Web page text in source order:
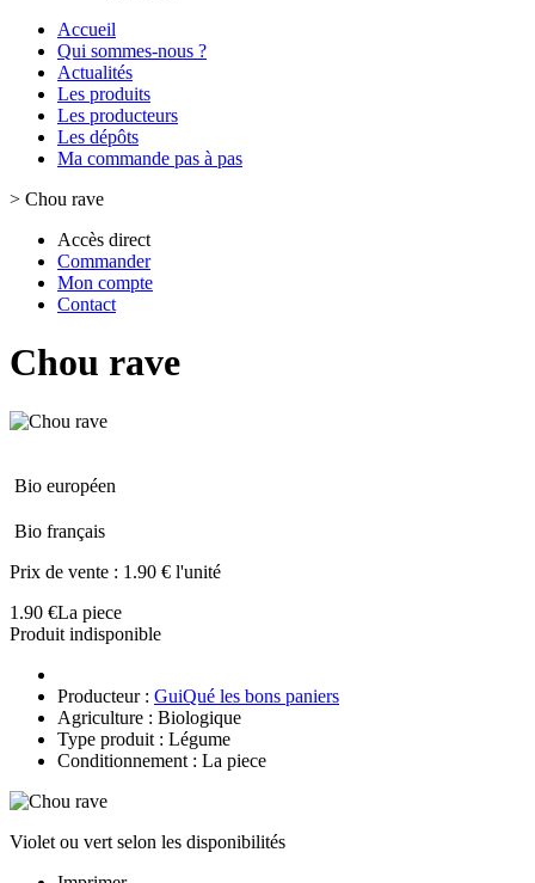
Accueil
Qui sommes-nous ?
Actualités
Les produits
Les producteurs
Les dépôts
Ma commande pas à pas
> Chou rave
Accès direct
Commander
Mon compte
Contact
Chou rave
Bio européen
Bio français
Prix de vente : 1.90 € l'unité
1.90 €La piece
Produit indisponible
Producteur : GuiQué les bons paniers
Agriculture : Biologique
Type produit : Légume
Conditionnement : La piece
Violet ou vert selon les disponibilités